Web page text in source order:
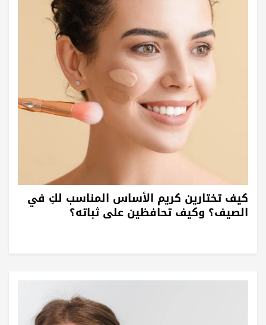
كيف تختارين كريم الأساس المناسب لكِ في
الصيف؟ وكيف تحافظين على ثباته؟